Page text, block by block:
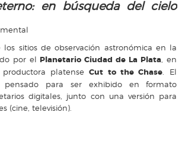
en búsqueda del cielo
los sitios de observación astronómica en la
por el Planetario Ciudad de La Plata , en
productora platenseCut to the Chase . El
pensado para ser exhibido en formato
digitales, junto con una versión para
(cine, televisión).